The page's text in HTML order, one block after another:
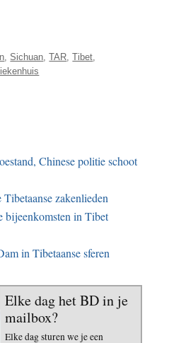
,Sichuan ,TAR ,Tibet
Chinese politie schoot
zakenlieden
bijeenkomsten in Tibet
in Tibetaanse sferen
Elke dag het BD in je
mailbox?
Elke dag sturen we je een